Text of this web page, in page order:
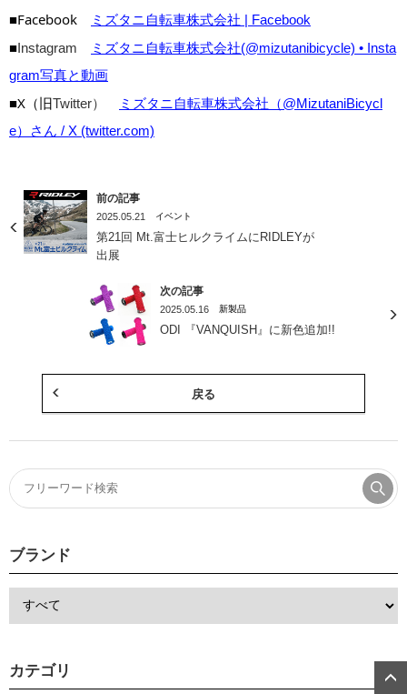
■Facebook ミズタニ自転車株式会社 | Facebook
■Instagram
ミズタニ自転車株式会社(@mizutanibicycle) • Insta
gram写真と動画
■X（旧Twitter）
ミズタニ自転車株式会社（@MizutaniBicycl
e）さん / X (twitter.com)
前の記事
2025.05.21 イベント
第21回 Mt.富士ヒルクライムにRIDLEYが
出展
次の記事
2025.05.16 新製品
ODI 『VANQUISH』に新色追加!!
戻る
ブランド
カテゴリ